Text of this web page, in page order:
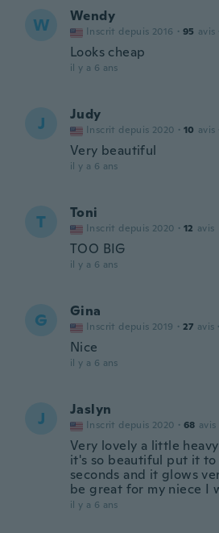
W Wendy
Inscrit depuis 2016 · 95 avis
Looks cheap
il y a 6 ans
J Judy
Inscrit depuis 2020 · 10 avis
Very beautiful
il y a 6 ans
T Toni
Inscrit depuis 2020 · 12 avis
TOO BIG
il y a 6 ans
G Gina
Inscrit depuis 2019 · 27 avis ·
Nice
il y a 6 ans
J Jaslyn
Inscrit depuis 2020 · 68 avis
Very lovely a little
it's so beautiful put it
seconds and it glows
be great for my niece I
il y a 6 ans